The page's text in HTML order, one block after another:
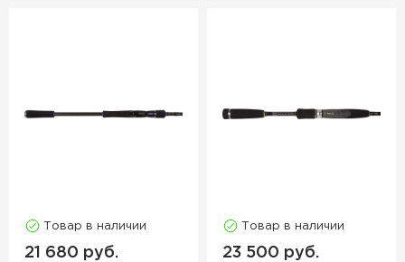
Товар в наличии
21 680 руб.
Товар в наличии
23 500 руб.